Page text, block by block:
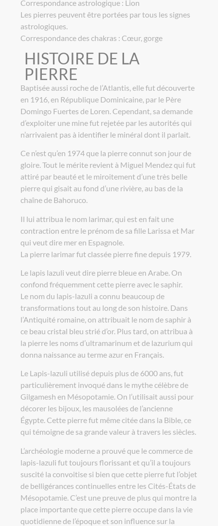
Correspondance astrologique : Lion
Les pierres peuvent être portées par tous les signes
astrologiques.
Correspondance des chakras : Cœur, gorge
HISTOIRE DE LA
PIERRE
Baptisée aussi roche de l’Atlantis, elle fut découverte
en 1916, en République Dominicaine, par le Père
Domingo Fuertes de Loren. Cependant, sa demande
d’exploiter une mine fut rejetée par les autorités qui
n’arrivaient pas à identifier le minéral dont il parlait.
Ce n’est qu’en 1974 que la pierre connut son jour de
gloire. Tout le mérite revient à Miguel Mendez qui fut
attiré par beauté et le miroitement d’une très belle
pierre qui gisait au fond d’une rivière, au bas de la
chaîne de Bahoruco.
Il lui attribua le nom larimar, qui est en fait une
contraction entre le prénom de sa fille Larissa et Mar
qui veut dire mer en Espagnole.
La pierre larimar fut classée pierre fine depuis 1979.
Le lapis lazuli veut dire pierre bleue en Arabe. On
confond fréquemment cette pierre avec le saphir.
Le nom du lapis-lazuli a connu beaucoup de
transformations tout au long de son histoire. Dans
l’Antiquité romaine, on attribuait le nom de saphir à
ce beau cristal bleu strié d’or. Plus tard, on attribua à
la pierre les noms d’ultramarinum et de lazurium qui
donna naissance au terme azur en Français.
Le Lapis-lazuli utilisé depuis plus de 6000 ans, fut
particulièrement invoqué dans le mythe célèbre de
Gilgamesh en Mésopotamie. On l’utilisait aussi pour
décorer les bijoux, les mausolées de l’ancienne
Égypte. Cette pierre fut même citée dans la Bible, ce
qui témoigne de sa grande valeur à travers les siècles.
L’archéologie moderne a prouvé que le commerce de
lapis-lazuli fut toujours florissant et qu’il a toujours
suscité la convoitise si bien que cette pierre fut l’objet
de belligérances continuelles entre les Cités-États de
Mésopotamie. C’est une preuve de plus qui montre la
place importante que cette pierre occupe dans la vie
quotidienne de l’époque et son influence sur la